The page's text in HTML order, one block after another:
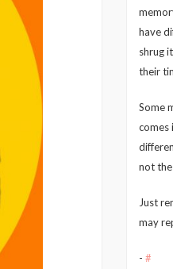
have
shrug
their
Some
comes
not
Just
may
- #